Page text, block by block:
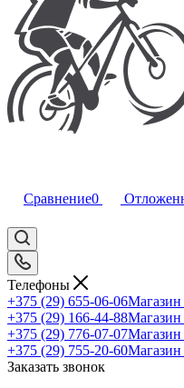
Сравнение0
Телефоны
+375 (29) 655-06-06
+375 (29) 166-44-88
+375 (29) 776-07-07
+375 (29) 755-20-60
Заказать звонок